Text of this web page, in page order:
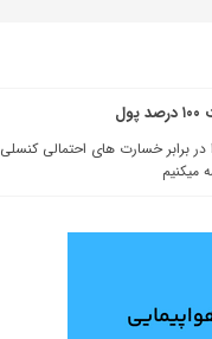
در برابر خسارت های احتمالی کنسلی
میکنیم